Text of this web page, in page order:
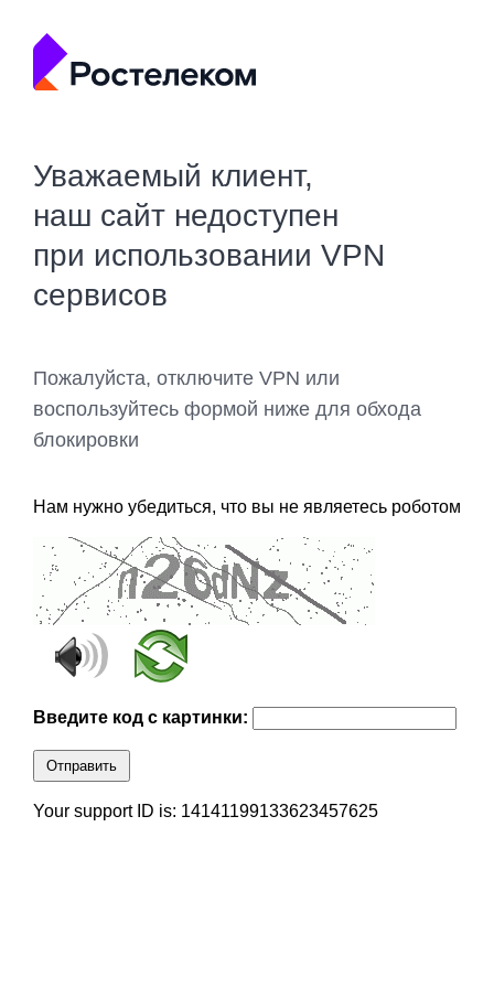
Уважаемый клиент,
наш сайт недоступен
при использовании VPN
сервисов
Пожалуйста, отключите VPN или
воспользуйтесь формой ниже для обхода
блокировки
Нам нужно убедиться, что вы не являетесь роботом
Введите код с картинки:
Отправить
Your support ID is: 14141199133623457625